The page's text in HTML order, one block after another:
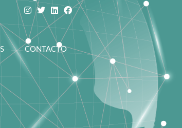
CONTACTO